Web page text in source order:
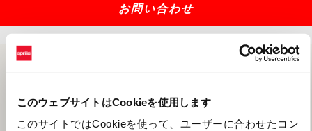
このウェブサイトはCookieを使用します
このサイトではCookieを使って、ユーザーに合わせたコン
お問い合わせ